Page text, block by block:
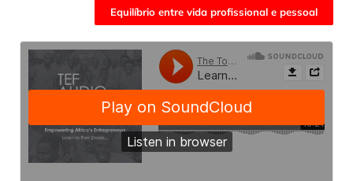
Equilíbrio entre vida profissional e pessoal